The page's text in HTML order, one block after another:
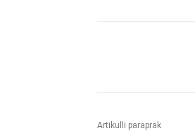
Artikulli paraprak